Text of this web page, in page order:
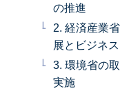
の推進
2. 経済産業
展とビジネ
3. 環境省の
実施